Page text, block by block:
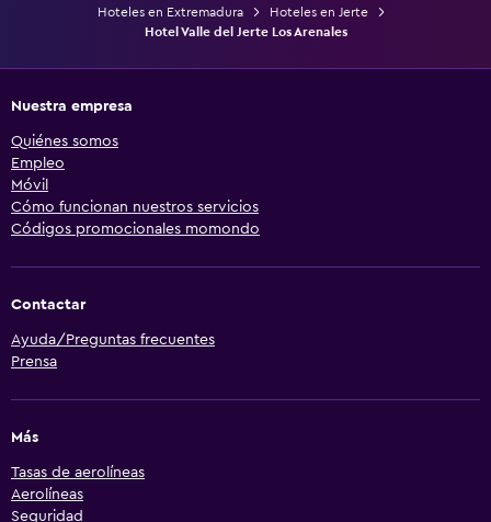
Hoteles en Extremadura
Hoteles en Jerte
Hotel Valle del Jerte Los Arenales
Nuestra empresa
Quiénes somos
Empleo
Móvil
Cómo funcionan nuestros servicios
Códigos promocionales momondo
Contactar
Ayuda/Preguntas frecuentes
Prensa
Más
Tasas de aerolíneas
Aerolíneas
Seguridad